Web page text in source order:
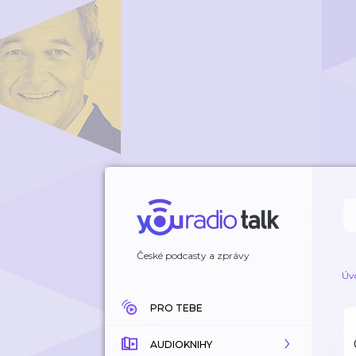
České podcasty a zprávy
PRO TEBE
AUDIOKNIHY